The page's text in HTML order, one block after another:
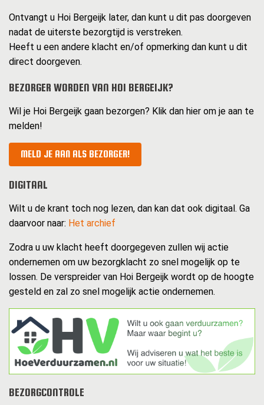
Ontvangt u Hoi Bergeijk later, dan kunt u dit pas doorgeven
nadat de uiterste bezorgtijd is verstreken.
Heeft u een andere klacht en/of opmerking dan kunt u dit
direct doorgeven.
BEZORGER WORDEN VAN HOI BERGEIJK?
Wil je Hoi Bergeijk gaan bezorgen? Klik dan hier om je aan te
melden!
MELD JE AAN ALS BEZORGER!
DIGITAAL
Wilt u de krant toch nog lezen, dan kan dat ook digitaal. Ga
daarvoor naar: Het archief
Zodra u uw klacht heeft doorgegeven zullen wij actie
ondernemen om uw bezorgklacht zo snel mogelijk op te
lossen. De verspreider van Hoi Bergeijk wordt op de hoogte
gesteld en zal zo snel mogelijk actie ondernemen.
BEZORGCONTROLE